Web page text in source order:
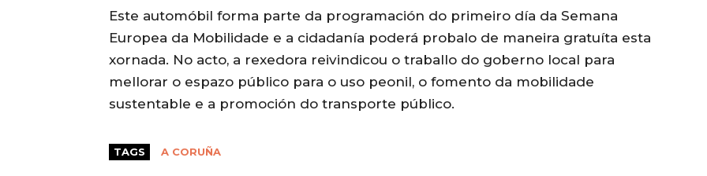
Este automóbil forma parte da programación do primeiro día da Semana
Europea da Mobilidade e a cidadanía poderá probalo de maneira gratuíta esta
xornada. No acto, a rexedora reivindicou o traballo do goberno local para
mellorar o espazo público para o uso peonil, o fomento da mobilidade
sustentable e a promoción do transporte público.
TAGS A CORUÑA